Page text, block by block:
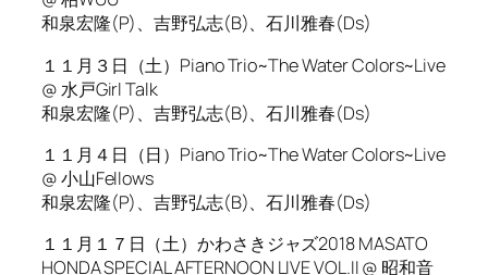
和泉宏隆(P)、吉野弘志(B)、石川雅春(Ds)
１１月３日（土）Piano Trio~The Water Colors~Live
@ 水戸Girl Talk
和泉宏隆(P)、吉野弘志(B)、石川雅春(Ds)
１１月４日（日）Piano Trio~The Water Colors~Live
@ 小山Fellows
和泉宏隆(P)、吉野弘志(B)、石川雅春(Ds)
１１月１７日（土）かわさきジャズ2018 MASATO
HONDA SPECIAL AFTERNOON LIVE VOL.II @ 昭和音